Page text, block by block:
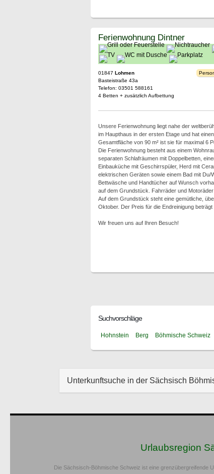
Ferienwohnung Dintner
01847 Lohmen
Basteistraße 43a
Telefon: 03501 588161
4 Betten + zusätzlich Aufbettung
Unsere Ferienwohnung liegt nahe der
im Haupthaus in der ersten Etage und hat
Gesamtfläche von 90 m² ist sie für maximal 6
Die Ferienwohnung besteht aus einem
separaten Schlafräumen mit Doppelbetten,
Einbauküche mit Geschirrspüler, Herd mit
elektrischen Geräten sowie einem Bad mit Du/
Bettwäsche und Handtücher auf Wunsch
auf dem Grundstück. Fahrräder und
Auf dem Grundstück steht eine gemütliche,
Oktober. Der Preis für die Endreinigung beträgt
Wir freuen uns auf Ihren Besuch!
Suchvorschläge
Hohnstein Berg Böhmische Schweiz
Unterkunftsuche in der Sächsisch
Urlaubsregion
Die Sächsisch-Böhmische Schweiz ist eine grenzübergreifende